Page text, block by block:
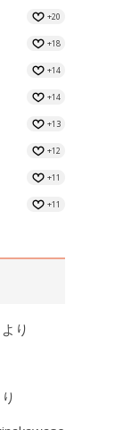
+20
+18
+14
+14
+13
+12
+11
+11
より